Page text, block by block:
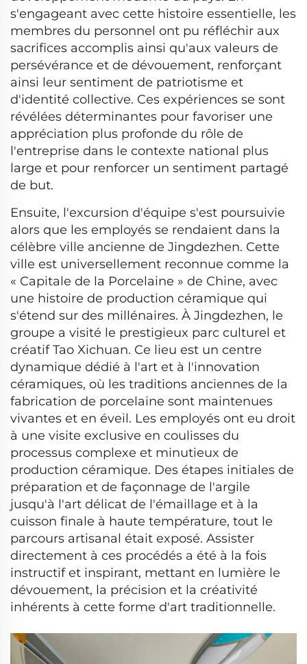
s'engageant avec cette histoire essentielle, les
membres du personnel ont pu réfléchir aux
sacrifices accomplis ainsi qu'aux valeurs de
persévérance et de dévouement, renforçant
ainsi leur sentiment de patriotisme et
d'identité collective. Ces expériences se sont
révélées déterminantes pour favoriser une
appréciation plus profonde du rôle de
l'entreprise dans le contexte national plus
large et pour renforcer un sentiment partagé
de but.
Ensuite, l'excursion d'équipe s'est poursuivie
alors que les employés se rendaient dans la
célèbre ville ancienne de Jingdezhen. Cette
ville est universellement reconnue comme la
« Capitale de la Porcelaine » de Chine, avec
une histoire de production céramique qui
s'étend sur des millénaires. À Jingdezhen, le
groupe a visité le prestigieux parc culturel et
créatif Tao Xichuan. Ce lieu est un centre
dynamique dédié à l'art et à l'innovation
céramiques, où les traditions anciennes de la
fabrication de porcelaine sont maintenues
vivantes et en éveil. Les employés ont eu droit
à une visite exclusive en coulisses du
processus complexe et minutieux de
production céramique. Des étapes initiales de
préparation et de façonnage de l'argile
jusqu'à l'art délicat de l'émaillage et à la
cuisson finale à haute température, tout le
parcours artisanal était exposé. Assister
directement à ces procédés a été à la fois
instructif et inspirant, mettant en lumière le
dévouement, la précision et la créativité
inhérents à cette forme d'art traditionnelle.